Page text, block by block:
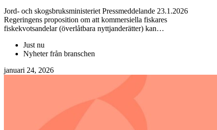
Jord- och skogsbruksministeriet Pressmeddelande 23.1.2026
Regeringens proposition om att kommersiella fiskares
fiskekvotsandelar (överlåtbara nyttjanderätter) kan…
Just nu
Nyheter från branschen
januari 24, 2026